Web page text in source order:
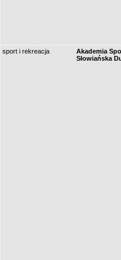
sport i rekreacja
Akademia
Słowiańska